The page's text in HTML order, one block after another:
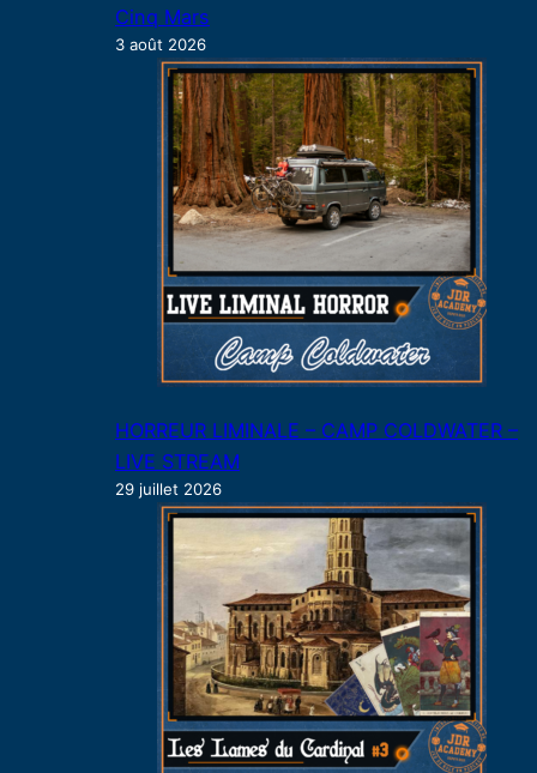
Cinq Mars
3 août 2026
HORREUR LIMINALE – CAMP COLDWATER –
LIVE STREAM
29 juillet 2026